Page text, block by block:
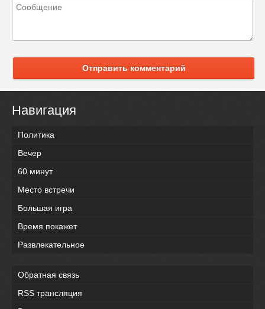
Отправить комментарий
Навигация
Политика
Вечер
60 минут
Место встречи
Большая игра
Время покажет
Развлекательное
Обратная связь
RSS трансляция